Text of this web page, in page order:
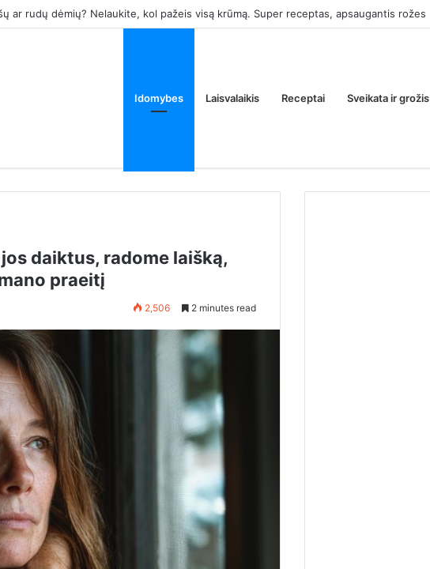
mėnesių pagimdžiau sūnų, o Aurelijus vedė moterį, kurią jam išrinko motina
Idomybes Laisvalaikis Receptai Sveikata ir grožis
daiktus, radome laišką,
praeitį
2,506 2 minutes read